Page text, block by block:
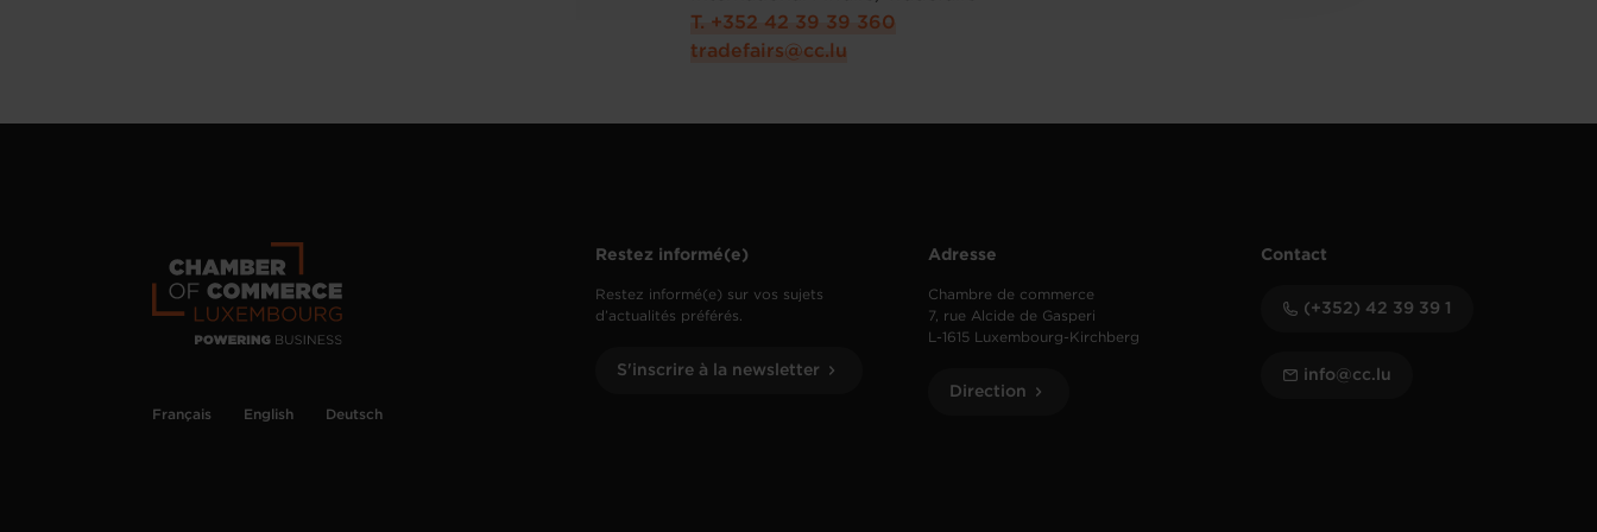
T. +352 42 39 39 360
tradefairs@cc.lu
Français English Deutsch
Restez informé(e)
Restez informé(e) sur vos sujets
d’actualités préférés.
S'inscrire à la newsletter
Adresse
Chambre de commerce
7, rue Alcide de Gasperi
L-1615 Luxembourg-Kirchberg
Direction
Contact
(+352) 42 39 39 1
info@cc.lu